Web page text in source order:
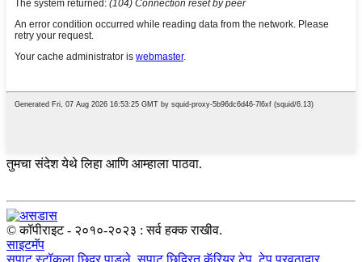
तुमचा संदेश येथे लिहा आणि आम्हाला पाठवा.
© कॉपीराइट - २०१०-२०२३ : सर्व हक्क राखीव.
साइटमॅप
सपाट स्टॉकला छिद्र पाडले ,सपाट छिद्रित कॅरियर टेप ,टेप पुरवठादार,